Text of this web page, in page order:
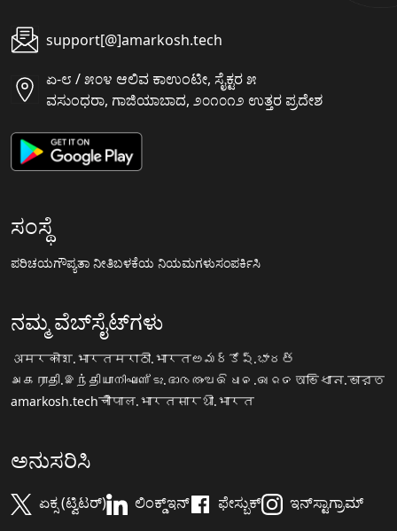
support[@]amarkosh.tech
ಏ-೮ / ೫೦೪ ಆಲಿವ ಕಾಉಂಟೀ, ಸೈಕ್ಟರ ೫
ವಸುಂಧರಾ, ಗಾಜಿಯಾಬಾದ, ೨೦೧೦೧೨ ಉತ್ತರ ಪ್ರದೇಶ
ಸಂಸ್ಥೆ
ಪರಿಚಯಗೌಪ್ಯತಾ ನೀತಿಬಳಕೆಯ ನಿಯಮಗಳುಸಂಪರ್ಕಿಸಿ
ನಮ್ಮ ವೆಬ್‌ಸೈಟ್‌ಗಳು
अमरकोश.भारतमराठी.भारतఅమర్కోష్.భారత్
அகராதி.இந்தியாനിഘണ്ടു.ഭാരതംଅଭିଧାନ.ଭାରତ অভিধান.ভারত
amarkosh.techचौपाल.भारतसारथी.भारत
ಅನುಸರಿಸಿ
ಏಕ್ಸ (ಟ್ವಿಟರ್) ಲಿಂಕ್ಡ್‌ಇನ್ ಫೇಸ್ಬುಕ್ ಇನ್‌ಸ್ಟಾಗ್ರಾಮ್